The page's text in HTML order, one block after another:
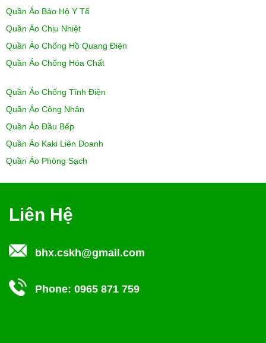
Quần Áo Bảo Hộ Y Tế
Quần Áo Chịu Nhiệt
Quần Áo Chống Hồ Quang Điện
Quần Áo Chống Hóa Chất
Quần Áo Chống Tĩnh Điện
Quần Áo Công Nhân
Quần Áo Đầu Bếp
Quần Áo Kaki Liên Doanh
Quần Áo Phòng Sạch
Liên Hệ
bhx.cskh@gmail.com
Phone: 0965 871 759